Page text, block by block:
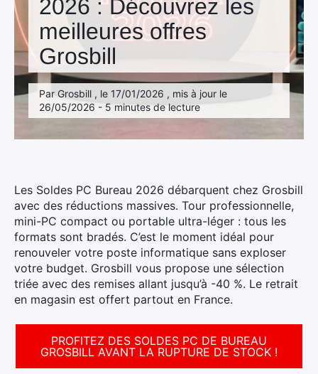
2026 : Découvrez les
meilleures offres
Grosbill
Par Grosbill , le 17/01/2026 , mis à jour le
26/05/2026 - 5 minutes de lecture
Les Soldes PC Bureau 2026 débarquent chez Grosbill
avec des réductions massives. Tour professionnelle,
mini-PC compact ou portable ultra-léger : tous les
formats sont bradés. C’est le moment idéal pour
renouveler votre poste informatique sans exploser
votre budget. Grosbill vous propose une sélection
triée avec des remises allant jusqu’à -40 %. Le retrait
en magasin est offert partout en France.
PROFITEZ DES SOLDES PC DE BUREAU
GROSBILL AVANT LA RUPTURE DE STOCK !
Mac